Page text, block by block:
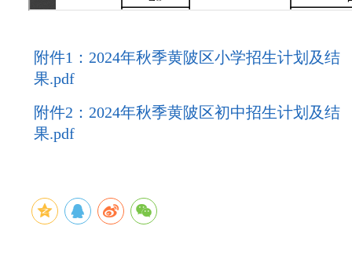
附件1：2024年秋季黄陂区小学招生计划及结
果.pdf
附件2：2024年秋季黄陂区初中招生计划及结
果.pdf